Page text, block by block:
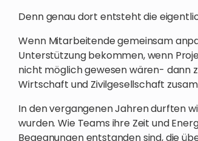
Denn genau dort entsteht die
Wenn Mitarbeitende gemeinsam
Unterstützung bekommen, wenn
nicht möglich gewesen wären- dann
Wirtschaft und Zivilgesellschaft
In den vergangenen Jahren durften
wurden. Wie Teams ihre Zeit und
Begegnungen entstanden sind, die